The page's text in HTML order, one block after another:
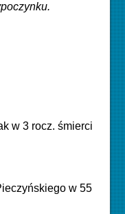
w 3 rocz. śmierci
w 55